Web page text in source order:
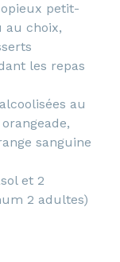
petit-
au choix,
les repas
au
sanguine
et 2
2 adultes)